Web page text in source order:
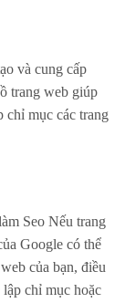
và cung cấp
trang web giúp
chỉ mục các trang
Seo Nếu trang
Google có thể
của bạn, điều
chỉ mục hoặc